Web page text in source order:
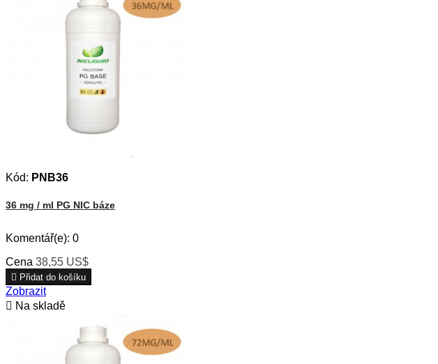
Kód: PNB36
36 mg / ml PG NIC báze
Komentář(e): 0
Cena 38,55 US$
 Přidat do košíku
Zobrazit
 Na skladě